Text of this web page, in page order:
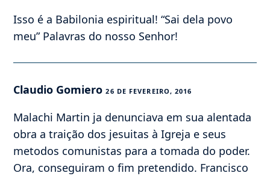
Isso é a Babilonia espiritual! “Sai dela povo
meu” Palavras do nosso Senhor!
Claudio Gomiero26 DE FEVEREIRO, 2016
Malachi Martin ja denunciava em sua alentada
obra a traição dos jesuitas à Igreja e seus
metodos comunistas para a tomada do poder.
Ora, conseguiram o fim pretendido. Francisco